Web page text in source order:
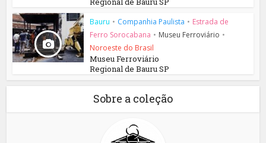
Bauru • Companhia Paulista • Estrada de
Ferro Sorocabana • Museu Ferroviário •
Noroeste do Brasil
Museu Ferroviário
Regional de Bauru SP
Sobre a coleção